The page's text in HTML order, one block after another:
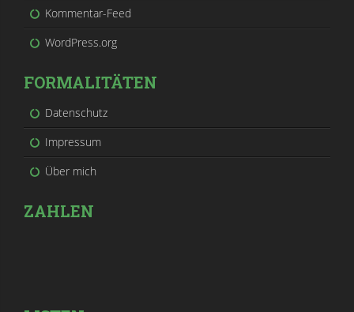
Kommentar-Feed
WordPress.org
FORMALITÄTEN
Datenschutz
Impressum
Über mich
ZAHLEN